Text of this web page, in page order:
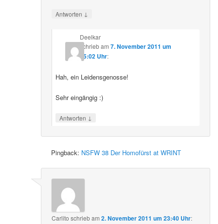
Antworten ↓
Deelkar
schriebam 7. November 2011 um
15:02 Uhr:
Hah, ein Leidensgenosse!
Sehr eingängig :)
Antworten ↓
Pingback: NSFW 38 Der Homofürst at WRINT
Carlito schriebam2. November 2011 um 23:40 Uhr: